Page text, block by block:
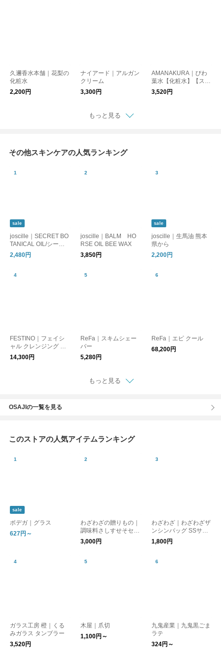
久邇香水本舗｜花梨の
化粧水
2,200円
ナイアード｜アルガン
クリーム
3,300円
AMANAKURA｜びわ
葉水【化粧水】【スキ
ンケア】
3,520円
もっと見る
その他スキンケアの人気ランキング
sale
joscille｜SECRET BO
TANICAL OIL/シーク
レットボタニカルオイ
ル
2,480円
joscille｜BALM HO
RSE OIL BEE WAX
3,850円
sale
joscille｜生馬油 熊本
県から
2,200円
FESTINO｜フェイシ
ャル クレンジング ナ
ノスチーマー
14,300円
ReFa｜スキムシェー
バー
5,280円
ReFa｜エピ クール
68,200円
もっと見る
OSAJIの一覧を見る
このストアの人気アイテムランキング
sale
ボデガ｜グラス
627円～
わざわざの贈りもの｜
調味料さしすせそセッ
ト【ギフト】
3,000円
わざわざ｜わざわざザ
ンシンバッグ SSサイ
ズ 【エコバッグ】
【バッグ】
1,800円
ガラス工房 橙｜くる
みガラス タンブラー
3,520円
木屋｜爪切
1,100円～
九鬼産業｜九鬼黒ごま
ラテ
324円～